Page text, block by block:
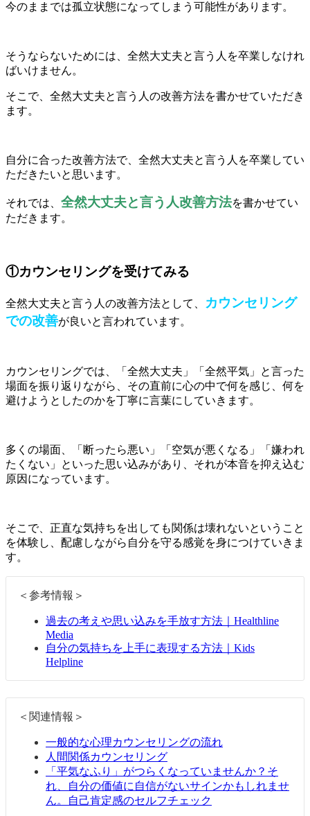
今のままでは孤立状態になってしまう可能性があります。
そうならないためには、全然大丈夫と言う人を卒業しなけれ
ばいけません。
そこで、全然大丈夫と言う人の改善方法を書かせていただき
ます。
自分に合った改善方法で、全然大丈夫と言う人を卒業してい
ただきたいと思います。
それでは、 全然大丈夫と言う人改善方法を書かせてい
ただきます。
①カウンセリングを受けてみる
全然大丈夫と言う人の改善方法として、
カウンセリング
での改善が良いと言われています。
カウンセリングでは、「全然大丈夫」「全然平気」と言った
場面を振り返りながら、その直前に心の中で何を感じ、何を
避けようとしたのかを丁寧に言葉にしていきます。
多くの場面、「断ったら悪い」「空気が悪くなる」「嫌われ
たくない」といった思い込みがあり、それが本音を抑え込む
原因になっています。
そこで、正直な気持ちを出しても関係は壊れないということ
を体験し、配慮しながら自分を守る感覚を身につけていきま
す。
＜参考情報＞
過去の考えや思い込みを手放す方法｜Healthline
Media
自分の気持ちを上手に表現する方法｜Kids
Helpline
＜関連情報＞
一般的な心理カウンセリングの流れ
人間関係カウンセリング
「平気なふり」がつらくなっていませんか？そ
れ、自分の価値に自信がないサインかもしれませ
ん。自己肯定感のセルフチェック